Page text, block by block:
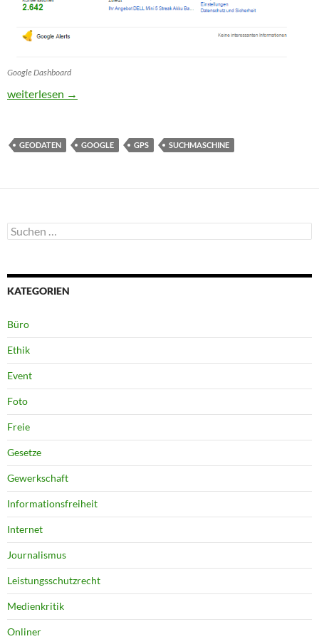
Google Dashboard
Was Google über uns speichert
weiterlesen →
GEODATEN GOOGLE GPS SUCHMASCHINE
Suchen
nach:
KATEGORIEN
Büro
Ethik
Event
Foto
Freie
Gesetze
Gewerkschaft
Informationsfreiheit
Internet
Journalismus
Leistungsschutzrecht
Medienkritik
Onliner